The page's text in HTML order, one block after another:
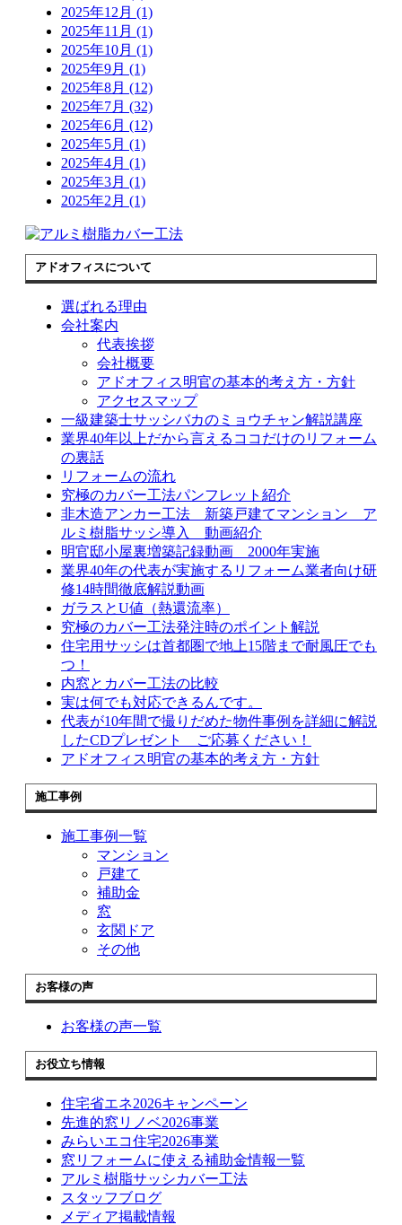
2025年12月 (1)
2025年11月 (1)
2025年10月 (1)
2025年9月 (1)
2025年8月 (12)
2025年7月 (32)
2025年6月 (12)
2025年5月 (1)
2025年4月 (1)
2025年3月 (1)
2025年2月 (1)
アドオフィスについて
選ばれる理由
会社案内
代表挨拶
会社概要
アドオフィス明官の基本的考え方・方針
アクセスマップ
一級建築士サッシバカのミョウチャン解説講座
業界40年以上だから言えるココだけのリフォーム
の裏話
リフォームの流れ
究極のカバー工法パンフレット紹介
非木造アンカー工法 新築戸建てマンション ア
ルミ樹脂サッシ導入 動画紹介
明官邸小屋裏増築記録動画 2000年実施
業界40年の代表が実施するリフォーム業者向け研
修14時間徹底解説動画
ガラスとU値（熱還流率）
究極のカバー工法発注時のポイント解説
住宅用サッシは首都圏で地上15階まで耐風圧でも
つ！
内窓とカバー工法の比較
実は何でも対応できるんです。
代表が10年間で撮りだめた物件事例を詳細に解説
したCDプレゼント ご応募ください！
アドオフィス明官の基本的考え方・方針
施工事例
施工事例一覧
マンション
戸建て
補助金
窓
玄関ドア
その他
お客様の声
お客様の声一覧
お役立ち情報
住宅省エネ2026キャンペーン
先進的窓リノベ2026事業
みらいエコ住宅2026事業
窓リフォームに使える補助金情報一覧
アルミ樹脂サッシカバー工法
スタッフブログ
メディア掲載情報